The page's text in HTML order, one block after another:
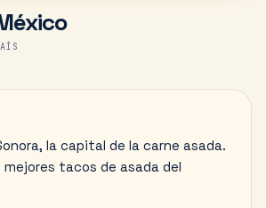
la capital de la carne asada.
mejores tacos de asada del